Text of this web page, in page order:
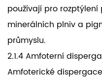
používají pro
minerálních plniv a
průmyslu.
2.1.4 Amfoterní
Amfoterické